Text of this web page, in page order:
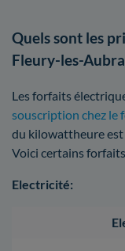
Quels sont les
Fleury-les-
Les forfaits
souscription chez le
du kilowattheure est
Voici certains
Electricité: